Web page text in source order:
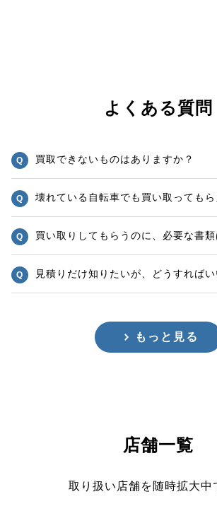
よくある質問
買取できないものはありますか？
壊れている自転車でも買い取ってもら
買い取りしてもらうのに、必要な書類
見積りだけ知りたいが、どうすればい
もっと見る
店舗一覧
取り扱い店舗を随時拡大中